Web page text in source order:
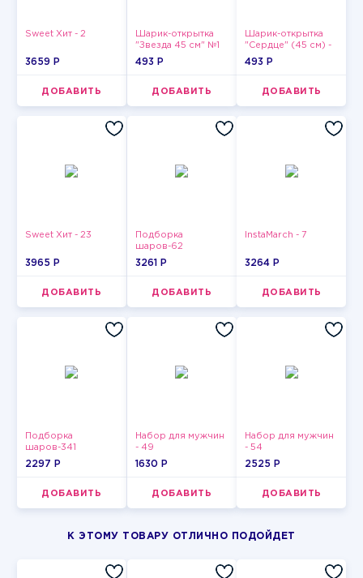
Sweet Хит - 2
3659 P
ДОБАВИТЬ
Шарик-открытка
"Звезда 45 см" №1
493 P
ДОБАВИТЬ
Шарик-открытка
"Сердце" (45 см) -
2
493 P
ДОБАВИТЬ
Sweet Хит - 23
3965 P
ДОБАВИТЬ
Подборка
шаров-62
3261 P
ДОБАВИТЬ
InstaMarch - 7
3264 P
ДОБАВИТЬ
Подборка
шаров-341
2297 P
ДОБАВИТЬ
Набор для мужчин
- 49
1630 P
ДОБАВИТЬ
Набор для мужчин
- 54
2525 P
ДОБАВИТЬ
К ЭТОМУ ТОВАРУ ОТЛИЧНО ПОДОЙДЕТ